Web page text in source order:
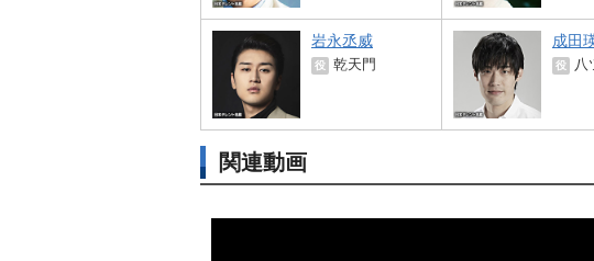
永丞威
役 乾天門
成田
役 八
関連動画